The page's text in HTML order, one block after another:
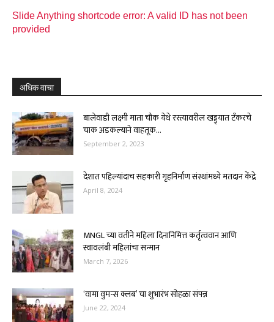
Slide Anything shortcode error: A valid ID has not been
provided
अधिक वाचा
बालेवाडी लक्ष्मी माता चौक येथे रस्त्यावरील खड्ड्यात टँकरचे
चाक अडकल्याने वाहतूक...
September 2, 2023
देशात पहिल्यांदाच सहकारी गृहनिर्माण संस्थांमध्ये मतदान केंद्रे
April 8, 2024
MNGL च्या वतीने महिला दिनानिमित्त कर्तृत्ववान आणि
स्वावलंबी महिलांचा सन्मान
March 7, 2026
‘वामा वुमन्स क्लब’ चा शुभारंभ सोहळा संपन्न
June 22, 2024